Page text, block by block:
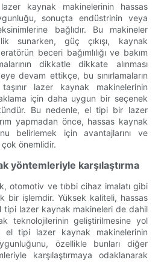
kaynak makinelerinin hassas
sonuçta endüstrinin veya
bağlıdır. Bu makineler
sunarken, güç çıkışı, kaynak
beceri bağımlılığı ve bakım
dikkatle dikkate alınması
devam ettikçe, bu sınırlamaların
lazer kaynak makinelerinin
için daha uygun bir seçenek
Bu nedenle, el tipi bir lazer
yapmadan önce, hassas kaynak
belirlemek için avantajlarını ve
önemlidir.
yöntemleriyle karşılaştırma
otomotiv ve tıbbi cihaz imalatı gibi
bir işlemdir. Yüksek kaliteli, hassas
tipi lazer kaynak makineleri de dahil
teknolojilerinin geliştirilmesine yol
el tipi lazer kaynak makinelerinin
özellikle bunları diğer
karşılaştırmaya odaklanarak